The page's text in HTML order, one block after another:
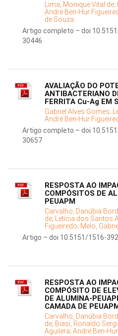
Lima, Monique Vital de;
André Ben-Hur
de Souza
Artigo completo – doi
30446
AVALIAÇÃO DO
ANTIBACTERIANO
FERRITA Cu-Ag EM
Gabriel Alves Gomes;
André Ben-Hur
Artigo completo – doi
30657
RESPOSTA AO
COMPÓSITOS DE
PEUAPM
Carvalho, Danúbia
de; Letícia dos Santos
Figueiredo; Melo,
Artigo – doi 10.5151/1516-
RESPOSTA AO
COMPÓSITO DE
DE ALUMINA-
CAMADA DE
Carvalho, Danúbia
de; Biasi, Ronaldo
Aguilera; André Ben-